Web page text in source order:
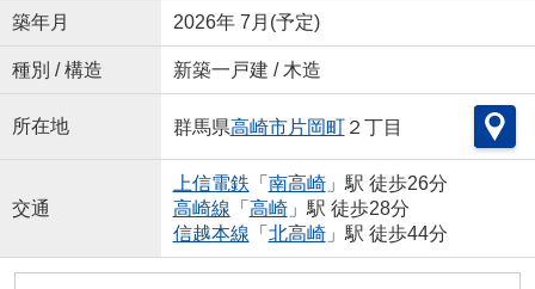
築年月 2026年 7月(予定)
種別 / 構造 新築一戸建 / 木造
所在地 群馬県高崎市片岡町２丁目
交通
上信電鉄 「 南高崎」駅 徒歩26分
高崎線 「 高崎」駅 徒歩28分
信越本線 「 北高崎」駅 徒歩44分